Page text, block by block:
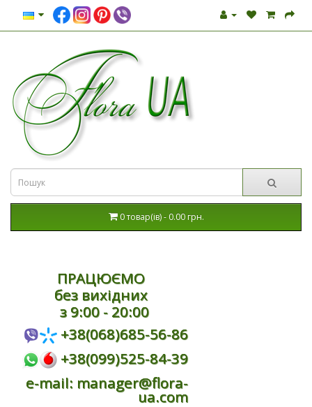
0 товар(ів) - 0.00 грн.
ПРАЦЮЄМО
без вихідних
з 9:00 - 20:00
+38(068)685-56-86
+38(099)525-84-39
e-mail: manager@flora-
ua.com